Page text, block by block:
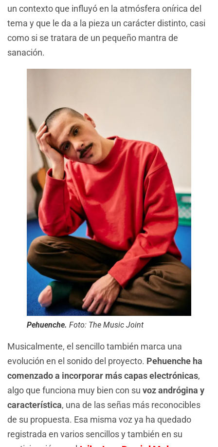
un contexto que influyó en la atmósfera onírica del
tema y que le da a la pieza un carácter distinto, casi
como si se tratara de un pequeño mantra de
sanación.
Pehuenche. Foto: The Music Joint
Musicalmente, el sencillo también marca una
evolución en el sonido del proyecto. Pehuenche ha
comenzado a incorporar más capas electrónicas,
algo que funciona muy bien con su voz andrógina y
característica, una de las señas más reconocibles
de su propuesta. Esa misma voz ya ha quedado
registrada en varios sencillos y también en su